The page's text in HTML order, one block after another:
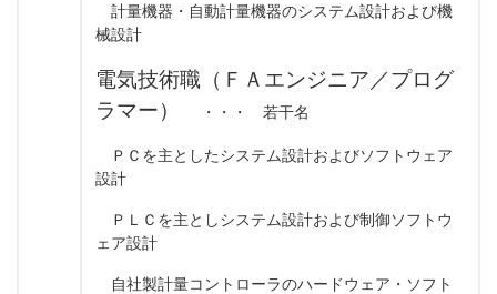
計量機器・自動計量機器のシステム設計および機
械設計
電気技術職（ＦＡエンジニア／プログ
ラマー）
・・・ 若干名
ＰＣを主としたシステム設計およびソフトウェア
設計
ＰＬＣを主としシステム設計および制御ソフトウ
ェア設計
自社製計量コントローラのハードウェア・ソフト